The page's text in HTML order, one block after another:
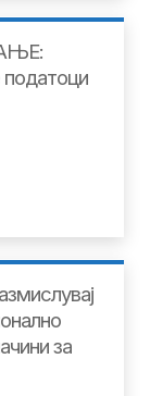
податоци
за